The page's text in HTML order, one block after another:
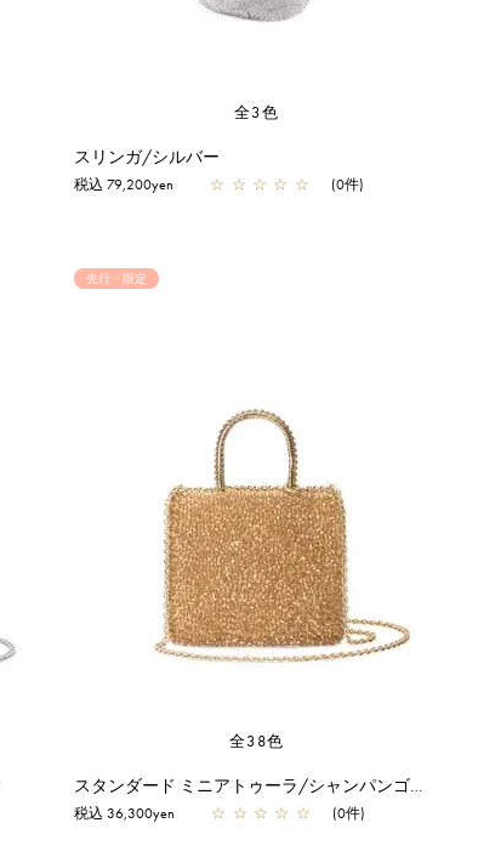
全3色
スリンガ/シルバー
税込 79,200yen ☆ ☆ ☆ ☆ ☆ (0件)
先行・限定
全38色
スタンダード ミニアトゥーラ/シャンパンゴールド【オンラインストア先行販売カラー】
税込 36,300yen ☆ ☆ ☆ ☆ ☆ (0件)